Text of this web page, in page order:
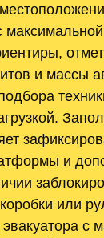
и массы
и
или
с